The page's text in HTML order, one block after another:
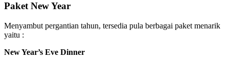
Paket New Year
Menyambut pergantian tahun, tersedia pula berbagai paket menarik
yaitu :
New Year’s Eve Dinner